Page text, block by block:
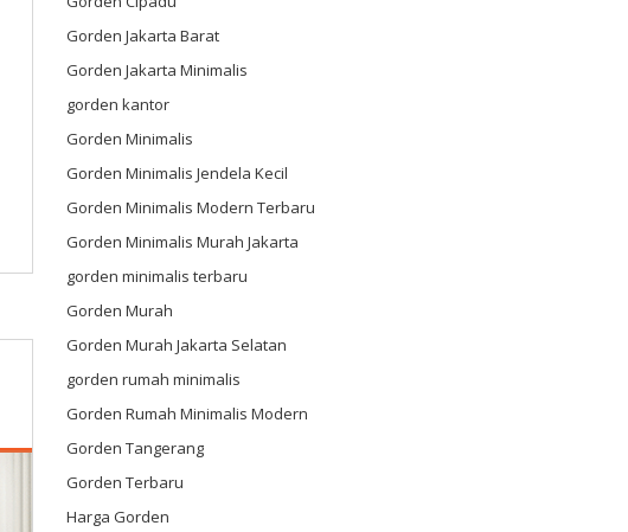
Gorden Jakarta Barat
Gorden Jakarta Minimalis
gorden kantor
Gorden Minimalis
Gorden Minimalis Jendela Kecil
Gorden Minimalis Modern Terbaru
Gorden Minimalis Murah Jakarta
gorden minimalis terbaru
Gorden Murah
Gorden Murah Jakarta Selatan
gorden rumah minimalis
Gorden Rumah Minimalis Modern
Gorden Tangerang
Gorden Terbaru
Harga Gorden